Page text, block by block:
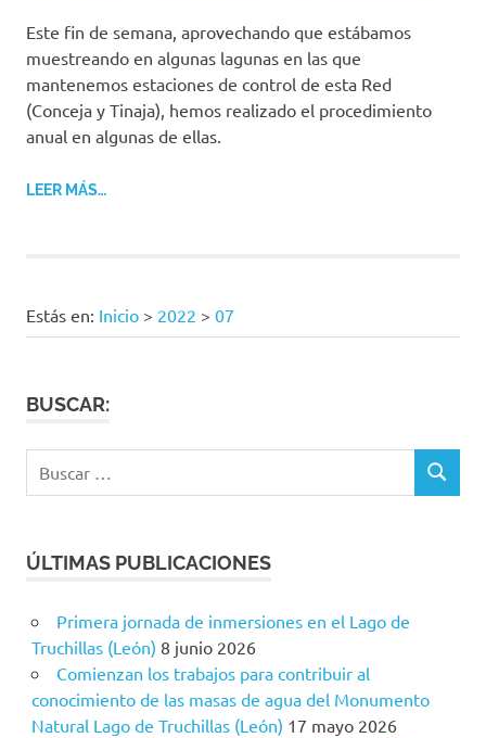
Este fin de semana, aprovechando que estábamos
muestreando en algunas lagunas en las que
mantenemos estaciones de control de esta Red
(Conceja y Tinaja), hemos realizado el procedimiento
anual en algunas de ellas.
LEER MÁS…
Estás en: Inicio > 2022 > 07
BUSCAR:
BUSCAR
ÚLTIMAS PUBLICACIONES
Primera jornada de inmersiones en el Lago de
Truchillas (León) 8 junio 2026
Comienzan los trabajos para contribuir al
conocimiento de las masas de agua del Monumento
Natural Lago de Truchillas (León) 17 mayo 2026